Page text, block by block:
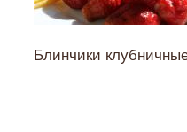
Блинчики